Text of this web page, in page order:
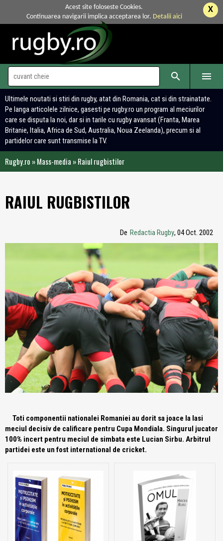
X
Acest site foloseste Cookies.
Continuarea navigarii implica acceptarea lor. Detalii aici
 
Ultimele noutati si stiri din rugby, atat din Romania, cat si din strainatate.
Pe langa articolele zilnice, gasesti pe rugby.ro un program al meciurilor
care se disputa la noi, dar si in tarile cu rugby avansat (Franta, Marea
Britanie, Italia, Africa de Sud, Australia, Noua Zeelanda), precum si al
partidelor care sunt transmise la TV.
Rugby.ro »Mass-media »Raiul rugbistilor
RAIUL RUGBISTILOR
De Redactia Rugby, 04 Oct. 2002
Toti componentii nationalei Romaniei au dorit sa joace la Iasi
meciul decisiv de calificare pentru Cupa Mondiala. Singurul jucator
100% incert pentru meciul de simbata este Lucian Sirbu. Arbitrul
partidei este un fost international de cricket.